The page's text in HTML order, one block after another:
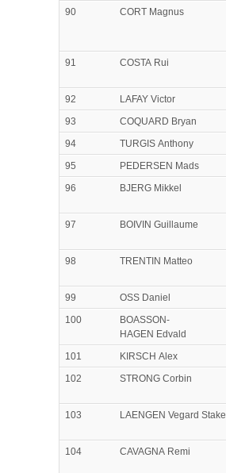
90 CORT Magnus
91 COSTA Rui
92 LAFAY Victor
93
COQUARD Bryan
94
TURGIS Anthony
95
PEDERSEN Mads
96
BJERG Mikkel
97 BOIVIN Guillaume
98 TRENTIN Matteo
99 OSS Daniel
100
BOASSON-
HAGEN Edvald
101 KIRSCH Alex
102
STRONG Corbin
103 LAENGEN Vegard Stake
104 CAVAGNA Remi